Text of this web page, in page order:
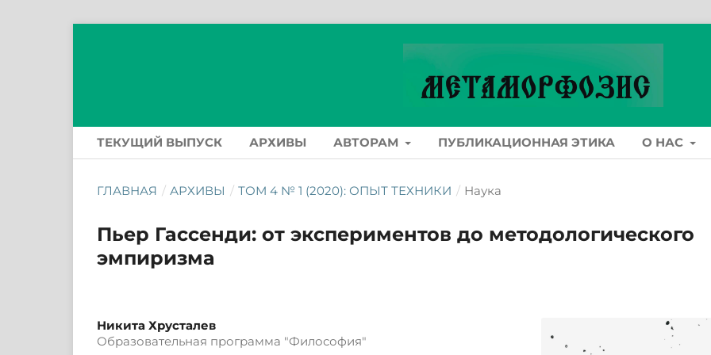
ТЕКУЩИЙ ВЫПУСК АРХИВЫ АВТОРАМ ПУБЛИКАЦИОННАЯ ЭТИКА О НАС
ГЛАВНАЯ / АРХИВЫ / ТОМ 4 № 1 (2020): ОПЫТ ТЕХНИКИ / Наука
Пьер Гассенди: от экспериментов до методологического
эмпиризма
Никита Хрусталев
Образовательная программа "Философия"